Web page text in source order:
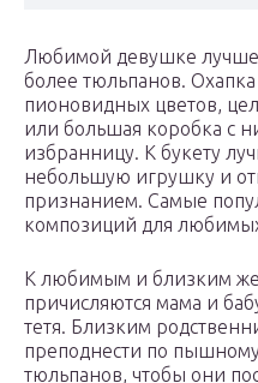
Любимой девушке лучше
более тюльпанов.
пионовидных цветов,
или большая коробка с
избранницу. К букету
небольшую игрушку и
признанием. Самые
композиций для
К любимым и близким
причисляются мама и
тетя. Близким
преподнести по
тюльпанов, чтобы они